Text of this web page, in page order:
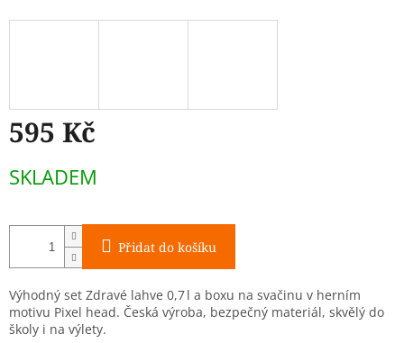
595 Kč
cena:
SKLADEM
Přidat do košíku
Výhodný set Zdravé lahve 0,7 l a boxu na svačinu v herním
motivu Pixel head. Česká výroba, bezpečný materiál, skvělý do
školy i na výlety.